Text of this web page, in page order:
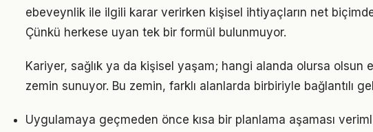
ebeveynlik ile ilgili karar verirken kişisel ihtiyaçların net
Çünkü herkese uyan tek bir formül bulunmuyor.
Kariyer, sağlık ya da kişisel yaşam; hangi alanda olursa olsun
zemin sunuyor. Bu zemin, farklı alanlarda birbiriyle bağlantılı
Uygulamaya geçmeden önce kısa bir planlama aşaması